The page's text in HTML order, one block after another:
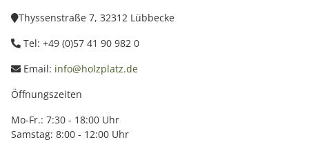
Thyssenstraße 7, 32312 Lübbecke
Tel: +49 (0)57 41 90 982 0
Email: info@holzplatz.de
Öffnungszeiten
Mo-Fr.: 7:30 - 18:00 Uhr
Samstag: 8:00 - 12:00 Uhr